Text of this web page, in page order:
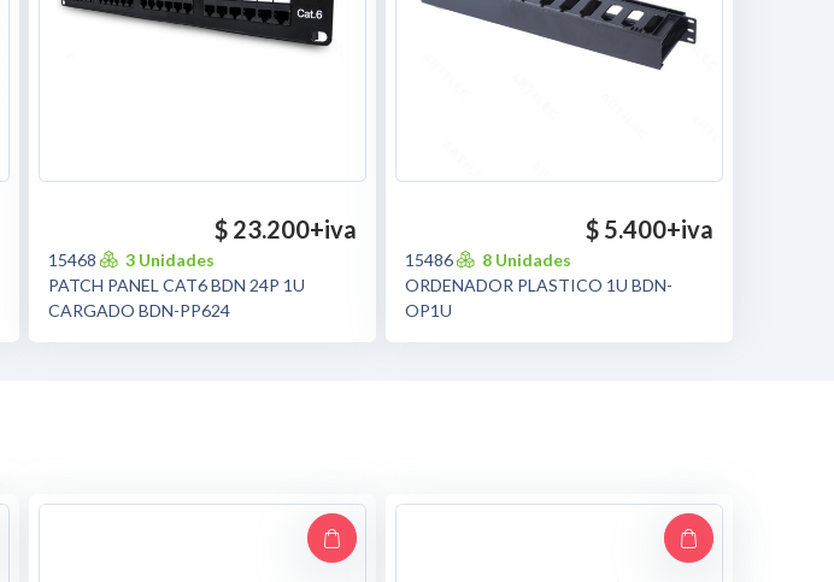
$ 23.200+iva
15468
3 Unidades
PATCH PANEL CAT6 BDN 24P 1U
CARGADO BDN-PP624
$ 5.400+iva
15486
8 Unidades
ORDENADOR PLASTICO 1U BDN-
OP1U